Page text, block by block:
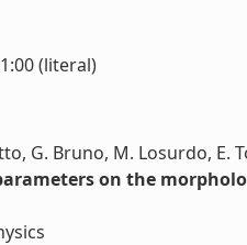
(literal)
G. Bruno, M. Losurdo, E.
on the